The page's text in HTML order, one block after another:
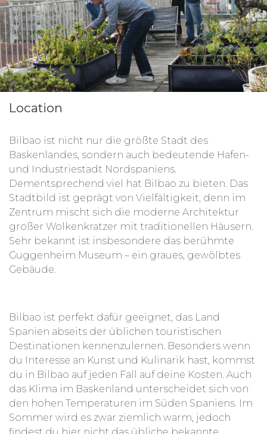
Naturschutz.
Deine Einsatzstelle setzt sich für langfristig
funktionierende, nachhaltige Lebensentwürfe ein,
indem die Organisation umweltschonende
Landwirtschaft betreibt, die wassersparend ist
und im Einklang mit der Natur und Tierwelt steht.
Deshalb handelt es sich bei deiner Einsatzstelle in
Bilbao um einen Permakultur-Garten – ein sich
natürlichen Kreislauf ohne industrielle oder
chemische Hilfsmittel. In diesem werden
saisonale Lebensmittel, Kräuter und andere
Pflanzen angebaut. Dabei wird darauf geachtet,
dass die verwendete Erde, der Dünger und auch
die Mittel zur Schädlingsbekämpfung selbst aus
biologischen Materialien hergestellt werden.
Ziel des Projekts im Permakultur-Garten in Bilbao
ist vor allem die Entwicklung und Verbreitung
jede Menge Wissen über den nachhaltigen Anbau
von Lebensmitteln aneignen, als auch praktische
Skills mitnehmen. Diese kannst du für deinen
eigenen Garten nutzen, aber auch, um dich aktiv
auf andere Art und Weise für den Umweltschutz
zu engagieren.
Beispielsweise lernst du viel über den Anbau von
Location
Bilbao ist nicht nur die größte Stadt des
Baskenlandes, sondern auch bedeutende Hafen-
und Industriestadt Nordspaniens.
Dementsprechend viel hat Bilbao zu bieten. Das
Stadtbild ist geprägt von Vielfältigkeit, denn im
Zentrum mischt sich die moderne Architektur
großer Wolkenkratzer mit traditionellen Häusern.
Sehr bekannt ist insbesondere das berühmte
Guggenheim Museum – ein graues, gewölbtes
Gebäude.
Bilbao ist perfekt dafür geeignet, das Land
Spanien abseits der üblichen touristischen
Destinationen kennenzulernen. Besonders wenn
du Interesse an Kunst und Kulinarik hast, kommst
du in Bilbao auf jeden Fall auf deine Kosten. Auch
das Klima im Baskenland unterscheidet sich von
den hohen Temperaturen im Süden Spaniens. Im
Sommer wird es zwar ziemlich warm, jedoch